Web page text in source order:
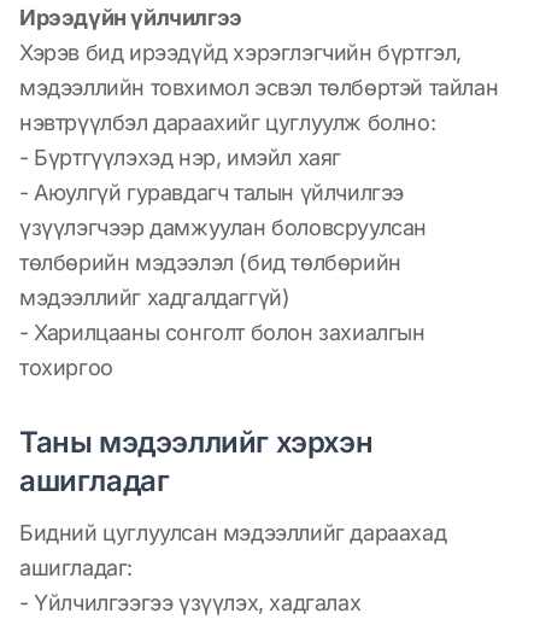
Ирээдүйн үйлчилгээ
Хэрэв бид ирээдүйд хэрэглэгчийн бүртгэл,
мэдээллийн товхимол эсвэл төлбөртэй тайлан
нэвтрүүлбэл дараахийг цуглуулж болно:
- Бүртгүүлэхэд нэр, имэйл хаяг
- Аюулгүй гуравдагч талын үйлчилгээ
үзүүлэгчээр дамжуулан боловсруулсан
төлбөрийн мэдээлэл (бид төлбөрийн
мэдээллийг хадгалдаггүй)
- Харилцааны сонголт болон захиалгын
тохиргоо
Таны мэдээллийг хэрхэн
ашигладаг
Бидний цуглуулсан мэдээллийг дараахад
ашигладаг:
- Үйлчилгээгээ үзүүлэх, хадгалах